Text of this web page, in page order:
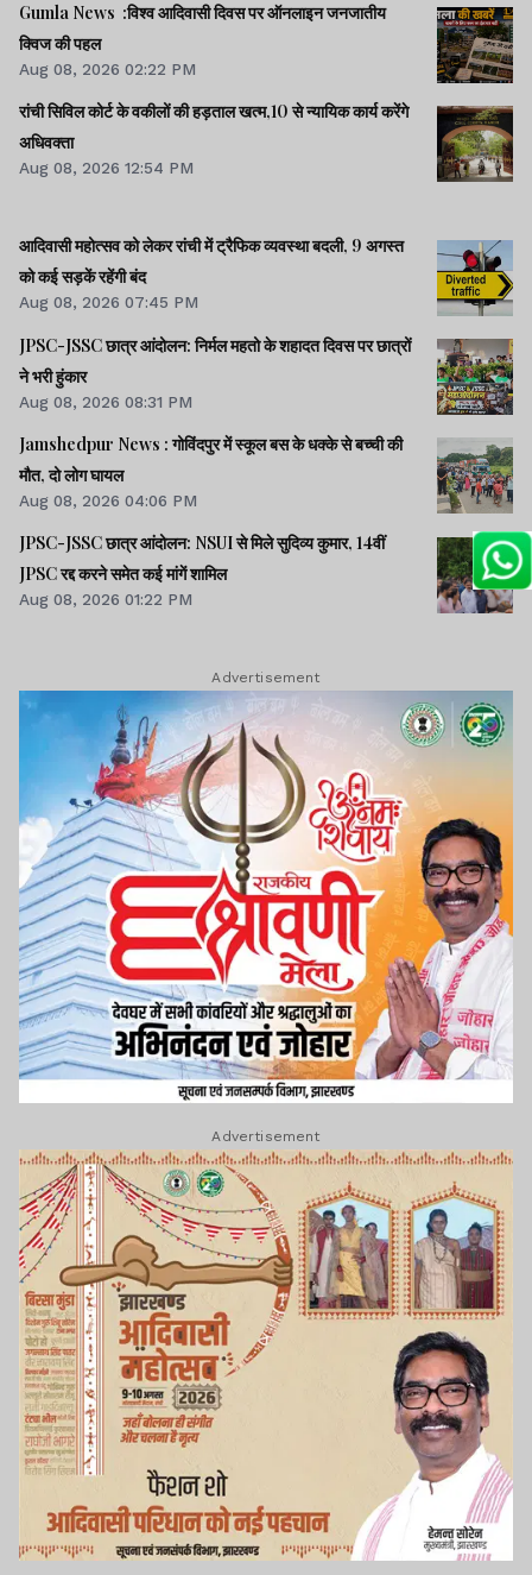
Gumla News :विश्व आदिवासी दिवस पर ऑनलाइन जनजातीय
क्विज की पहल
Aug 08, 2026 02:22 PM
रांची सिविल कोर्ट के वकीलों की हड़ताल खत्म,10 से न्यायिक कार्य करेंगे
अधिवक्ता
Aug 08, 2026 12:54 PM
आदिवासी महोत्सव को लेकर रांची में ट्रैफिक व्यवस्था बदली, 9 अगस्त
को कई सड़कें रहेंगी बंद
Aug 08, 2026 07:45 PM
JPSC-JSSC छात्र आंदोलन: निर्मल महतो के शहादत दिवस पर छात्रों
ने भरी हुंकार
Aug 08, 2026 08:31 PM
Jamshedpur News : गोविंदपुर में स्कूल बस के धक्के से बच्ची की
मौत, दो लोग घायल
Aug 08, 2026 04:06 PM
JPSC-JSSC छात्र आंदोलन: NSUI से मिले सुदिव्य कुमार, 14वीं
JPSC रद्द करने समेत कई मांगें शामिल
Aug 08, 2026 01:22 PM
Advertisement
Advertisement